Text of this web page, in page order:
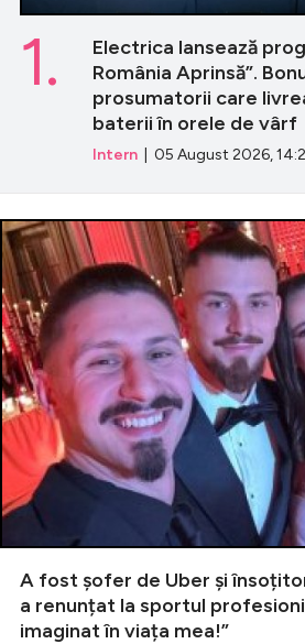
Electrica lansează
România Aprinsă”.
prosumatorii care
baterii în orele de vârf
Intern | 05 August 2026,
1.
A fost șofer de Uber și
a renunțat la sportul
imaginat în viața mea!”